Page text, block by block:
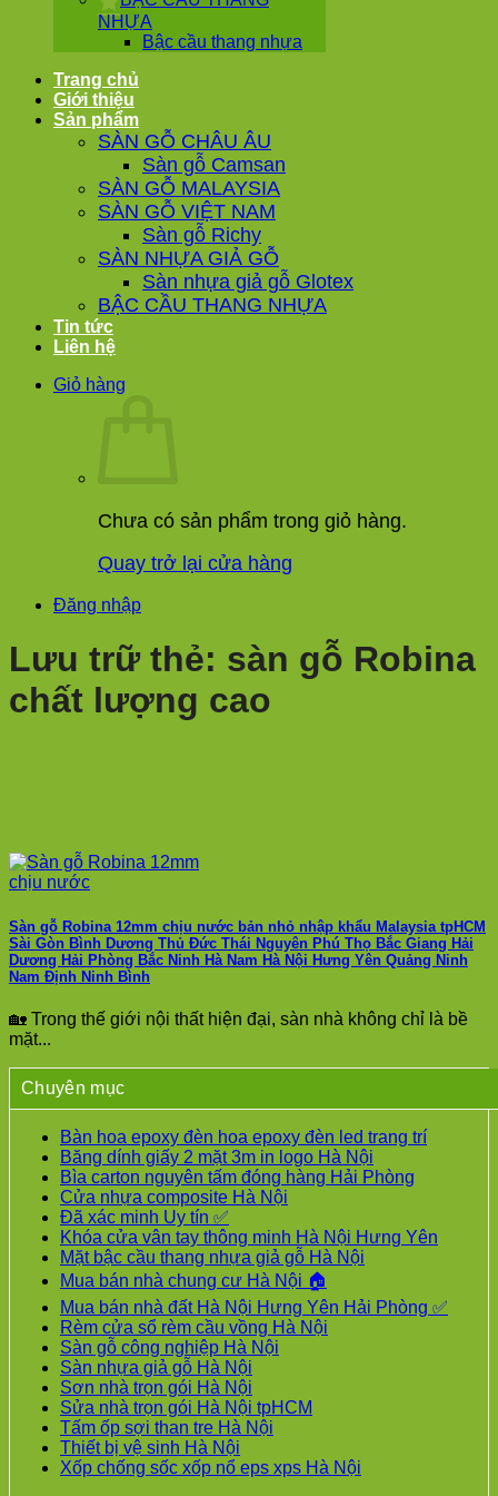
NHỰA
Bậc cầu thang nhựa
Trang chủ
Giới thiệu
Sản phẩm
SÀN GỖ CHÂU ÂU
Sàn gỗ Camsan
SÀN GỖ MALAYSIA
SÀN GỖ VIỆT NAM
Sàn gỗ Richy
SÀN NHỰA GIẢ GỖ
Sàn nhựa giả gỗ Glotex
BẬC CẦU THANG NHỰA
Tin tức
Liên hệ
Giỏ hàng
Chưa có sản phẩm trong giỏ hàng.
Quay trở lại cửa hàng
Đăng nhập
Lưu trữ thẻ: sàn gỗ Robina
chất lượng cao
Sàn gỗ Robina 12mm chịu nước bản nhỏ nhập khẩu Malaysia tpHCM
Sài Gòn Bình Dương Thủ Đức Thái Nguyên Phú Thọ Bắc Giang Hải
Dương Hải Phòng Bắc Ninh Hà Nam Hà Nội Hưng Yên Quảng Ninh
Nam Định Ninh Bình
🏡 Trong thế giới nội thất hiện đại, sàn nhà không chỉ là bề
mặt...
Chuyên mục
Bàn hoa epoxy đèn hoa epoxy đèn led trang trí
Băng dính giấy 2 mặt 3m in logo Hà Nội
Bìa carton nguyên tấm đóng hàng Hải Phòng
Cửa nhựa composite Hà Nội
Đã xác minh Uy tín ✅
Khóa cửa vân tay thông minh Hà Nội Hưng Yên
Mặt bậc cầu thang nhựa giả gỗ Hà Nội
Mua bán nhà chung cư Hà Nội 🏠
Mua bán nhà đất Hà Nội Hưng Yên Hải Phòng ✅
Rèm cửa sổ rèm cầu vồng Hà Nội
Sàn gỗ công nghiệp Hà Nội
Sàn nhựa giả gỗ Hà Nội
Sơn nhà trọn gói Hà Nội
Sửa nhà trọn gói Hà Nội tpHCM
Tấm ốp sợi than tre Hà Nội
Thiết bị vệ sinh Hà Nội
Xốp chống sốc xốp nổ eps xps Hà Nội